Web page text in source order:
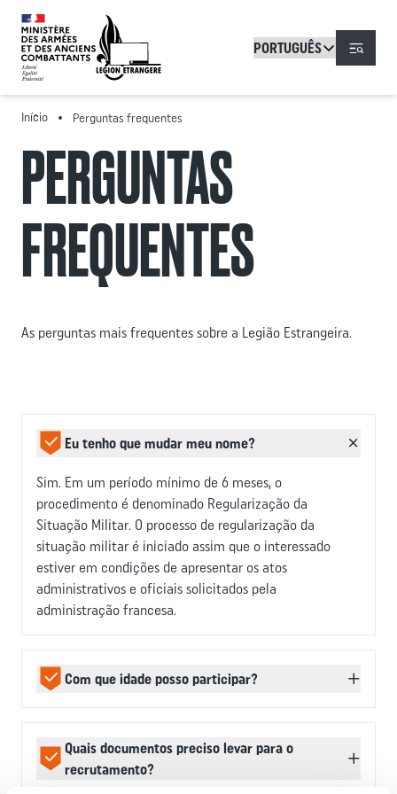
Passar para o conteúdo principal
Menu
Início Perguntas frequentes
PERGUNTAS
FREQUENTES
As perguntas mais frequentes sobre a Legião Estrangeira.
Eu tenho que mudar meu nome?
Sim. Em um período mínimo de 6 meses, o
procedimento é denominado Regularização da
Situação Militar. O processo de regularização da
situação militar é iniciado assim que o interessado
estiver em condições de apresentar os atos
administrativos e oficiais solicitados pela
administração francesa.
Com que idade posso participar?
sem exceção. Para os candidatos menores de 18 anos, é
necessária uma autorização escrita à mão por ambos
Quais documentos preciso levar para o
recrutamento?